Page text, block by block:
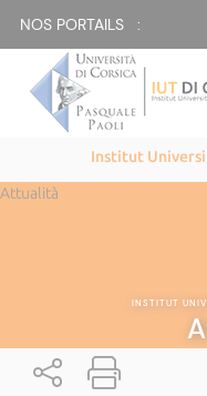
NOS PORTAILS :
Institut
Attualità
INSTITUT